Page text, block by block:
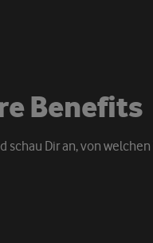
eBenefits
schau Dir an, von